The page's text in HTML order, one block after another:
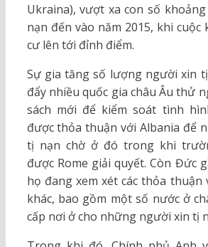
Ukraina), vượt xa con số
nạn đến vào năm 2015, khi
cư lên tới đỉnh điểm.
Sự gia tăng số lượng người xin
đẩy nhiều quốc gia châu Âu thử
sách mới để kiểm soát tình
được thỏa thuận với Albania để
tị nạn chờ ở đó trong khi
được Rome giải quyết. Còn Đức
họ đang xem xét các thỏa thuận
khác, bao gồm một số nước ở
cấp nơi ở cho những người xin tị